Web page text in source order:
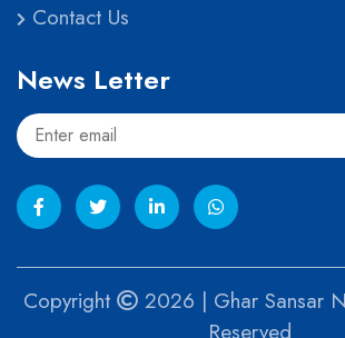
Contact Us
News Letter
Copyright
2026 | Ghar Sansar